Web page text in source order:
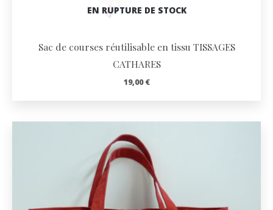
EN RUPTURE DE STOCK
Sac de courses réutilisable en tissu TISSAGES
CATHARES
19,00€